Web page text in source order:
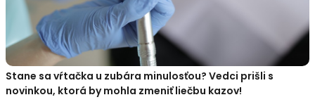
Stane sa vŕtačka u zubára minulosťou? Vedci prišli s
novinkou, ktorá by mohla zmeniť liečbu kazov!